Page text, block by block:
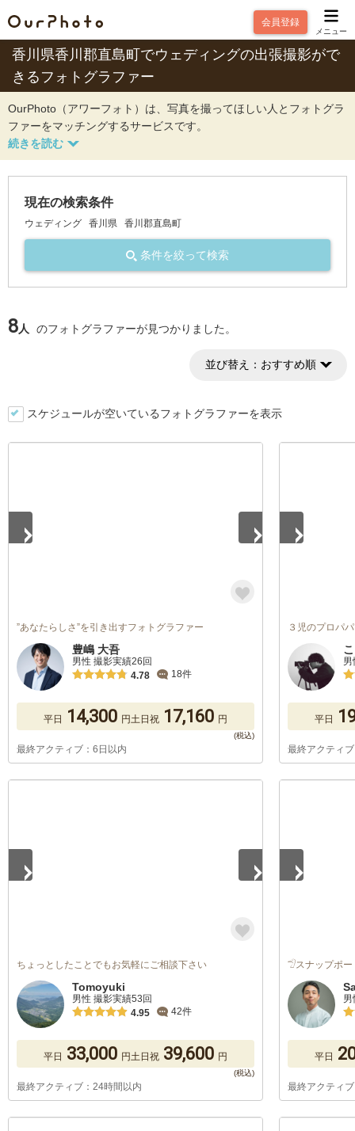
会員登録
メニュー
香川県香川郡直島町でウェディングの出張撮影がで
きるフォトグラファー
OurPhoto（アワーフォト）は、写真を撮ってほしい人とフォトグラ
ファーをマッチングするサービスです。
現在の検索条件
ウェディング 香川県 香川郡直島町
条件を絞って検索
8人 のフォトグラファーが見つかりました。
並び替え： おすすめ順
スケジュールが空いているフォトグラファーを表示
”あなたらしさ”を引き出すフォトグラファー
豊嶋 大吾
男性 撮影実績26回
4.78
18件
平日 14,300 円土日祝 17,160 円
最終アクティブ：6日以内
３児のプロパ
平日
最終アクティ
ちょっとしたことでもお気軽にご相談下さい
Tomoyuki
男性 撮影実績53回
4.95
42件
平日 33,000 円土日祝 39,600 円
最終アクティブ：24時間以内
𓅿スナップポー
平日
最終アクティ